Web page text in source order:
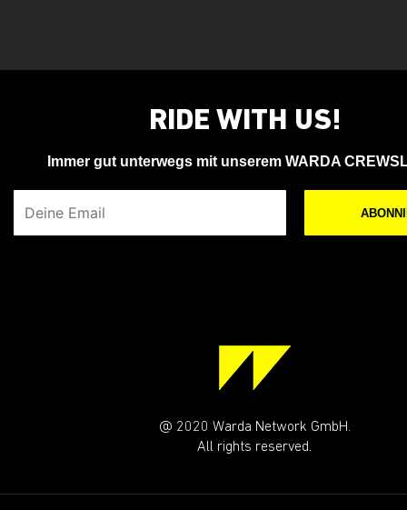
RIDE WITH US!
Immer gut unterwegs mit unserem WARDA
@ 2020 Warda Network GmbH.
All rights reserved.